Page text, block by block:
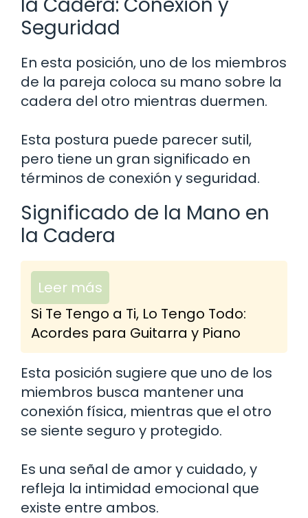
Seguridad
En esta posición, uno de los miembros
de la pareja coloca su mano sobre la
cadera del otro mientras duermen.
Esta postura puede parecer sutil,
pero tiene un gran significado en
términos de conexión y seguridad.
Significado de la Mano en
la Cadera
Leer más
Si Te Tengo a Ti, Lo Tengo Todo:
Acordes para Guitarra y Piano
Esta posición sugiere que uno de los
miembros busca mantener una
conexión física, mientras que el otro
se siente seguro y protegido.
Es una señal de amor y cuidado, y
refleja la intimidad emocional que
existe entre ambos.